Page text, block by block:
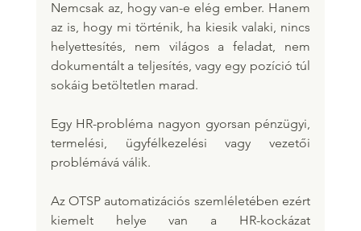
Nemcsak az, hogy van-e elég ember. Hanem
az is, hogy mi történik, ha kiesik valaki, nincs
helyettesítés, nem világos a feladat, nem
dokumentált a teljesítés, vagy egy pozíció túl
sokáig betöltetlen marad.
Egy HR-probléma nagyon gyorsan pénzügyi,
termelési, ügyfélkezelési vagy vezetői
problémává válik.
Az OTSP automatizációs szemléletében ezért
kiemelt helye van a HR-kockázat